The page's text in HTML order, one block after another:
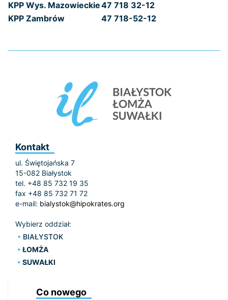
KPP Wys. Mazowieckie47 718 32-12
KPP Zambrów
47 718-52-12
Kontakt
ul. Świętojańska 7
15-082 Białystok
tel. +48 85 732 19 35
fax +48 85 732 71 72
e-mail: bialystok@hipokrates.org
Wybierz oddział:
BIAŁYSTOK
ŁOMŻA
SUWAŁKI
Co nowego